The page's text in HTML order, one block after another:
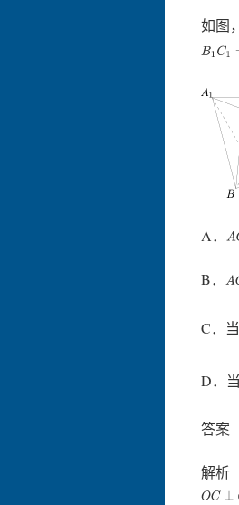
如图
B1 C1
A． A
B． A
C．当
D．当
答
解析
OC⊥O